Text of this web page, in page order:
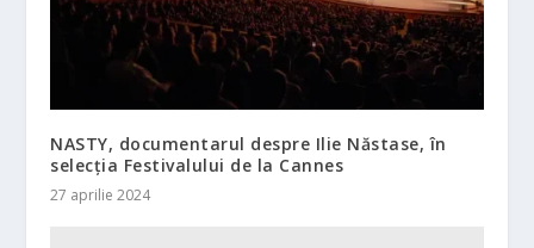
NASTY, documentarul despre Ilie Năstase, în
selecția Festivalului de la Cannes
27 aprilie 2024